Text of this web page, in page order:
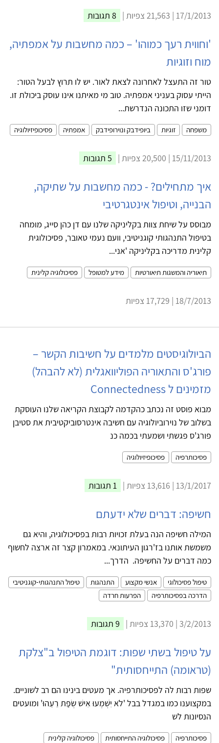
17/1/2013 | 21,563 צפיות | 8 תגובות
'וחווית רעך כמוהו' – כמה מחשבות על אמפתיה,
מוח וזוגיות
טור זה התעצל לאחרונה לצאת לאור. יש לו תרוץ לבעל הטור:
הייתי עסוק בעניני אמפתיה. טוב מי מאיתנו אינו עוסק ביכולת זו.
דומני שזו התכונה הנדרשת...
משפחה זוגיות ביופידבק ונוירופידבק אמפתיה פסיכופיזיולוגיה
15/11/2013 | 20,500 צפיות | 5 תגובות
איך מתחילים? - כמה מחשבות על שתיקה,
הבנייה, וטיפול אינטגרטיבי
מבוסס על שיחת צוות בקליניקה שלנו עם דן כהן סייג, מומחה
בטיפול התנהגותי קוגניטיבי, וועם נעמי טאובר, פסיכולוגית
קלינית מדריכה בקליניקה 'אני...
תיאוריה והמשגות תיאורטיות מידע למטופל פסיכולוגיה קלינית
18/7/2013 | 17,729 צפיות
הביולוגיסטים מלמדים על חשיבות הקשר –
פורג'ס והתאוריה הפוליוואגלית (לא להבהל)
מזמינים ל Connectedness
מבוא פוסט זה נכתב כהקדמה לקבוצת הקריאה שלנו העוסקת
בשלוב של נוירוביולוגיה עם חשיבה אינטרסוביקטיבית את סטיבן
פורג'ס פגשתי ושמעתי בכמה כנ
פסיכותרפיה פסיכופיזיולוגיה
13/1/2017 | 13,616 צפיות | 1 תגובות
חשיפה: דברים שלא ידעתם
המילה חשיפה הנה בעלת זכויות רבות בפסיכולוגיה, והיא גם
משמשת אותנו בז'רגון העיתונאי. במאמרון קצר זה ארצה לחשוף
כמה דברים על החשיפה. הדרך...
טיפול פסיכולוגי אנשי מקצוע התנהגות
טיפול התנהגותי-קוגניטיבי
הדרכה בפסיכותרפיה
הפרעות חרדה
3/2/2013 | 13,370 צפיות | 9 תגובות
על טיפול בשתי שפות: דוגמת הטיפול ב"צלקת
(טראומה) התייחסותית"
שפות רבות לה לפסיכותרפיה. אך מעטים בינינו הם רב לשוניים.
במקצוענו כמו במגדל בבל 'לֹא יִשְׁמְעוּ אִישׁ שְׂפַת רֵעֵהוּ' ומועטים
הנסיונות לש
פסיכותרפיה פסיכולוגיה התייחסותית פסיכולוגיה קלינית